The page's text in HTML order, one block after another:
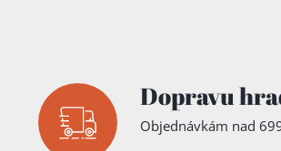
Dopravu
Objednávkám nad